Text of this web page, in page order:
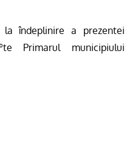
la îndeplinire a prezentei
Primarul municipiului